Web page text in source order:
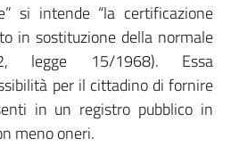
si intende “la certificazione
in sostituzione della normale
legge 15/1968). Essa
per il cittadino di fornire
in un registro pubblico in
meno oneri.